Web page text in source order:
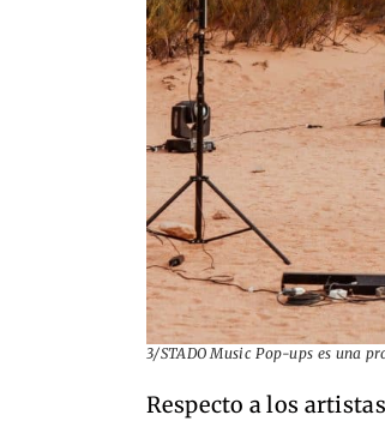
3/STADO Music Pop-ups es una
Respecto a los